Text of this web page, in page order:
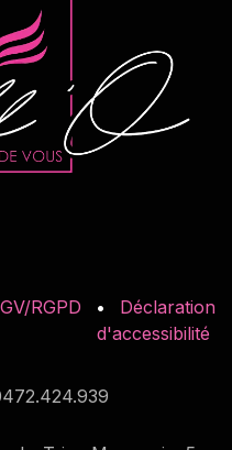
RGPD •
Déclaration
d'accessibilité